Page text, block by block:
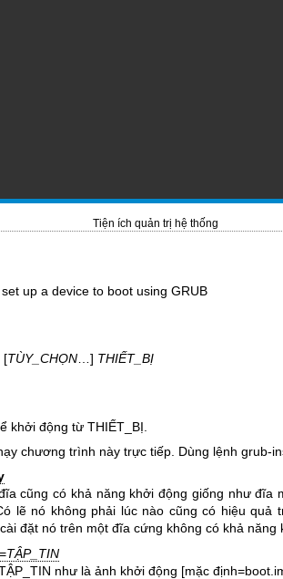
Tiện ích quản trị hệ thống
up a device to boot using GRUB
[TÙY_CHỌN…] THIẾT_BỊ
khởi động từ THIẾT_BỊ.
chương trình này trực tiếp. Dùng lệnh grub-
cũng có khả năng khởi động giống như đĩa
lẽ nó không phải lúc nào cũng có hiệu quả
đặt nó trên một đĩa cứng không có khả năng
TẬP_TIN
như là ảnh khởi động [mặc